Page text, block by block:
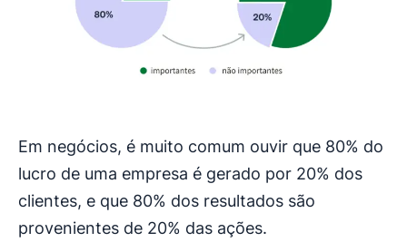
Em negócios, é muito comum ouvir que 80% do
lucro de uma empresa é gerado por 20% dos
clientes, e que 80% dos resultados são
provenientes de 20% das ações.